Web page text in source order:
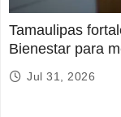
Tamaulipas
Bienestar para
Jul 31, 2026